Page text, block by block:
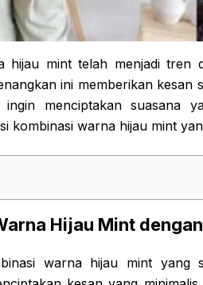
hijau mint telah menjadi
ini memberikan kesan
menciptakan suasana
kombinasi warna hijau mint
Hijau Mint
warna hijau mint yang